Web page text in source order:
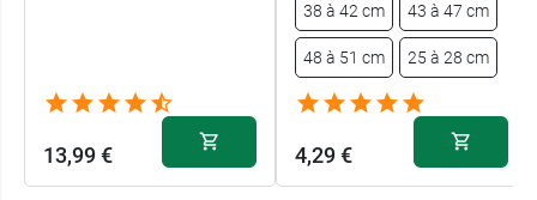
13,99 €
38 à 42 cm 43 à 47 cm
48 à 51 cm 25 à 28 cm
4,29 €